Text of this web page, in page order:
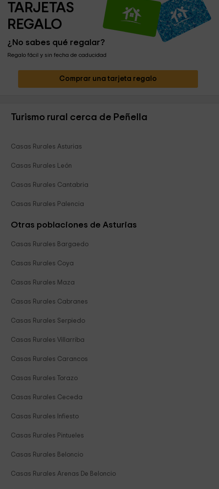
TARJETAS
REGALO
¿No sabes qué regalar?
Regalo fácil y sin fecha de caducidad
Comprar una tarjeta regalo
Turismo rural cerca de Peñella
Casas Rurales Asturias
Casas Rurales León
Casas Rurales Cantabria
Casas Rurales Palencia
Otras poblaciones de Asturias
Casas Rurales Bargaedo
Casas Rurales Coya
Casas Rurales Maza
Casas Rurales Cabranes
Casas Rurales Serpiedo
Casas Rurales Villarriba
Casas Rurales Carancos
Casas Rurales Torazo
Casas Rurales Ceceda
Casas Rurales Infiesto
Casas Rurales Pintueles
Casas Rurales Beloncio
Casas Rurales Arenas De Beloncio